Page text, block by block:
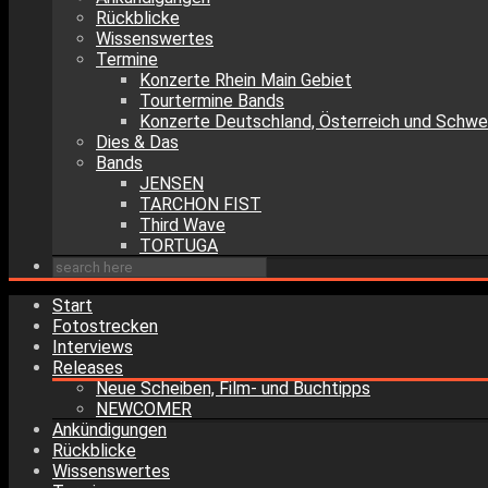
Rückblicke
Wissenswertes
Termine
Konzerte Rhein Main Gebiet
Tourtermine Bands
Konzerte Deutschland, Österreich und
Dies & Das
Bands
JENSEN
TARCHON FIST
Third Wave
TORTUGA
Start
Fotostrecken
Interviews
Releases
Neue Scheiben, Film- und Buchtipps
NEWCOMER
Ankündigungen
Rückblicke
Wissenswertes